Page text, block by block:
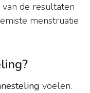
de resultaten
menstruatie
voelen.